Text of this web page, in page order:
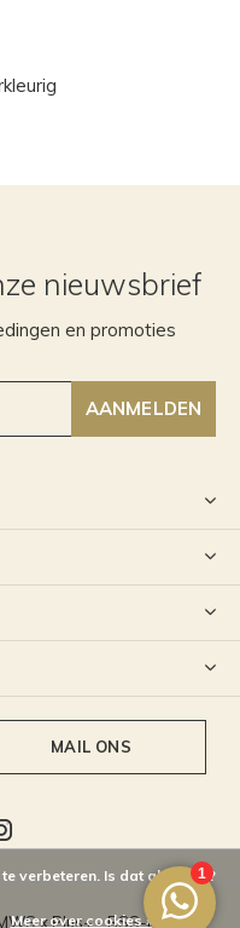
nieuwsbrief
en promoties
AANMELDEN
MAIL ONS
xPlus+-RSS-feed
verbeteren. Is dat akkoord?
Meer over cookies »